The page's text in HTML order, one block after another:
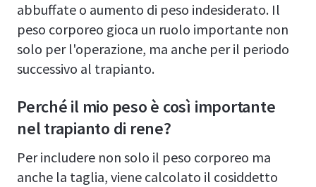
abbuffate o aumento di peso indesiderato. Il
peso corporeo gioca un ruolo importante non
solo per l'operazione, ma anche per il periodo
successivo al trapianto.
Perché il mio peso è così importante
nel trapianto di rene?
Per includere non solo il peso corporeo ma
anche la taglia, viene calcolato il cosiddetto